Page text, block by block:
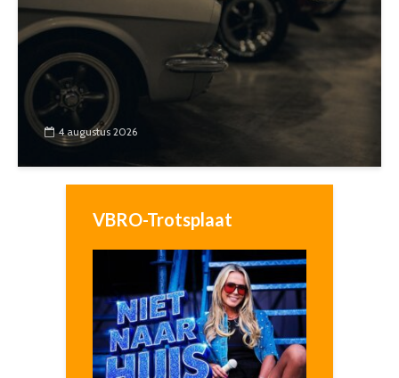
4 augustus 2026
VBRO-Trotsplaat